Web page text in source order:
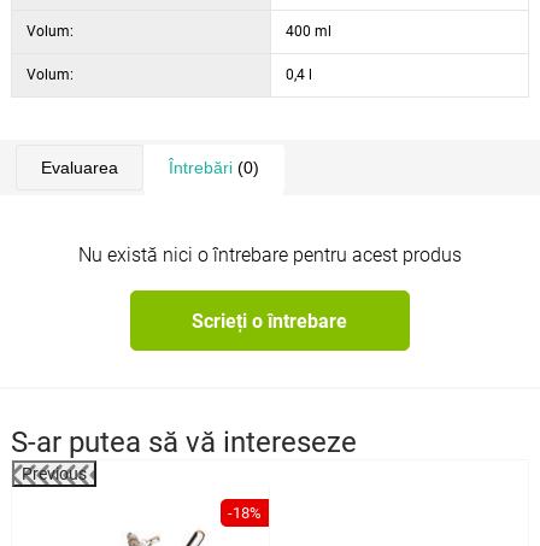
Volum: 400 ml
Volum: 0,4 l
Evaluarea Întrebări(0)
Nu există nici o întrebare pentru acest produs
Scrieți o întrebare
S-ar putea să vă intereseze
Previous
-18%